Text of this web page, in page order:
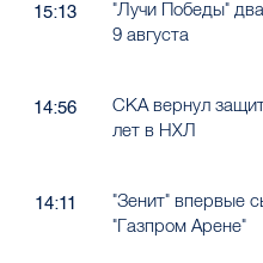
15:13
"Лучи Победы"
9 августа
14:56
СКА вернул
лет в НХЛ
14:11
"Зенит" впервые
"Газпром Арене"